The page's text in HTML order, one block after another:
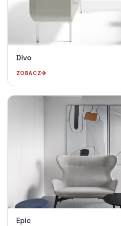
Divo
ZOBACZ
Epic